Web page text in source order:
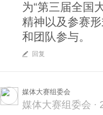
为“第三届全国
精神以及参赛
和团队参与。
回复
媒体大赛组委会
媒体大赛组委会 ·